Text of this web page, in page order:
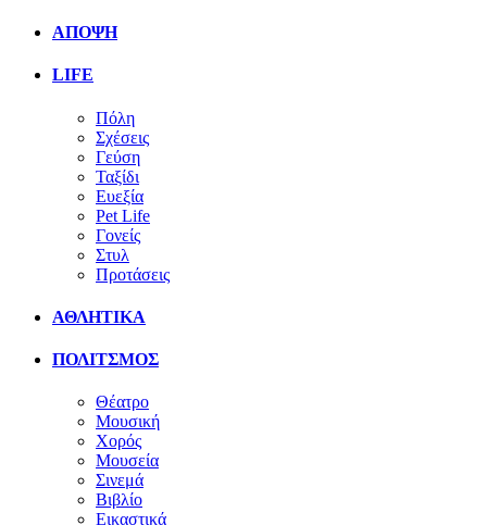
ΑΠΟΨΗ
LIFE
Πόλη
Σχέσεις
Γεύση
Ταξίδι
Ευεξία
Pet Life
Γονείς
Στυλ
Προτάσεις
ΑΘΛΗΤΙΚΑ
ΠΟΛΙΤΣΜΟΣ
Θέατρο
Μουσική
Χορός
Μουσεία
Σινεμά
Βιβλίο
Εικαστικά